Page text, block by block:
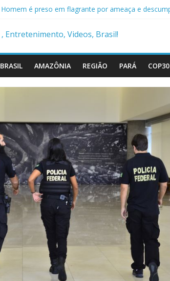
Suspeito é preso com drogas, arma e mais de R$
Policiais militares são presos suspeitos de
Polícia Civil prende condenado por estupro de
Caçamba cai em rio após ponte ceder em Itaituba
BRASIL AMAZÔNIA REGIÃO PARÁ COP30